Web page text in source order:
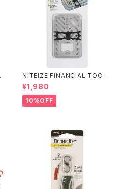
NITEIZE FINANCIAL TOOL
MULTI TOOL WALLETⅡ /
シルバー
¥1,980
10%OFF